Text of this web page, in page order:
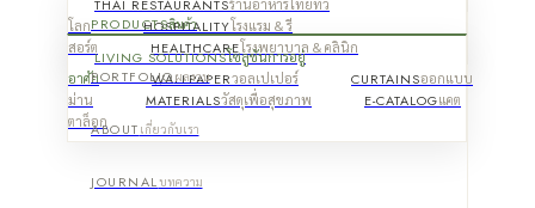
THAI RESTAURANTSร้านอาหารไทยทั่ว
โลก
HOSPITALITYโรงแรม & รี
สอร์ต
HEALTHCAREโรงพยาบาล & คลินิก
PRODUCTSสินค้า
LIVING SOLUTIONSโซลูชันการอยู่
อาศัย
WALLPAPERวอลเปเปอร์ CURTAINSออกแบบ
ม่าน
MATERIALSวัสดุเพื่อสุขภาพ E-CATALOGแคต
ตาล็อก
PORTFOLIO ผลงาน
ABOUT เกี่ยวกับเรา
JOURNAL บทความ